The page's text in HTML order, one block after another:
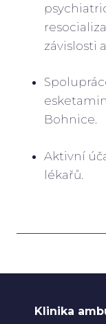
závislosti
Bohnice.
Aktivní
lékařů.
Klinika